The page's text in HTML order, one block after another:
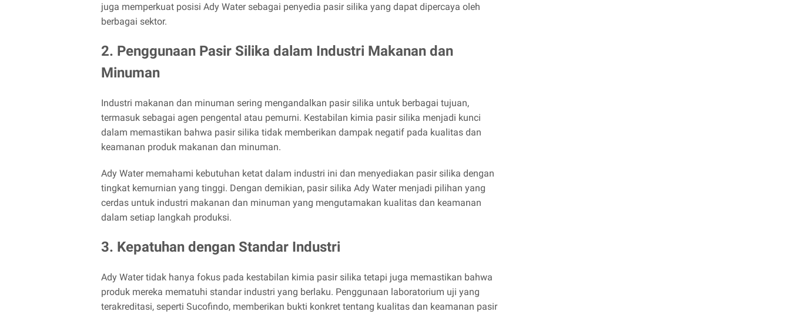
juga memperkuat posisi Ady Water sebagai penyedia pasir silika yang dapat dipercaya oleh
berbagai sektor.
2. Penggunaan Pasir Silika dalam Industri Makanan dan
Minuman
Industri makanan dan minuman sering mengandalkan pasir silika untuk berbagai tujuan,
termasuk sebagai agen pengental atau pemurni. Kestabilan kimia pasir silika menjadi kunci
dalam memastikan bahwa pasir silika tidak memberikan dampak negatif pada kualitas dan
keamanan produk makanan dan minuman.
Ady Water memahami kebutuhan ketat dalam industri ini dan menyediakan pasir silika dengan
tingkat kemurnian yang tinggi. Dengan demikian, pasir silika Ady Water menjadi pilihan yang
cerdas untuk industri makanan dan minuman yang mengutamakan kualitas dan keamanan
dalam setiap langkah produksi.
3. Kepatuhan dengan Standar Industri
Ady Water tidak hanya fokus pada kestabilan kimia pasir silika tetapi juga memastikan bahwa
produk mereka mematuhi standar industri yang berlaku. Penggunaan laboratorium uji yang
terakreditasi, seperti Sucofindo, memberikan bukti konkret tentang kualitas dan keamanan pasir